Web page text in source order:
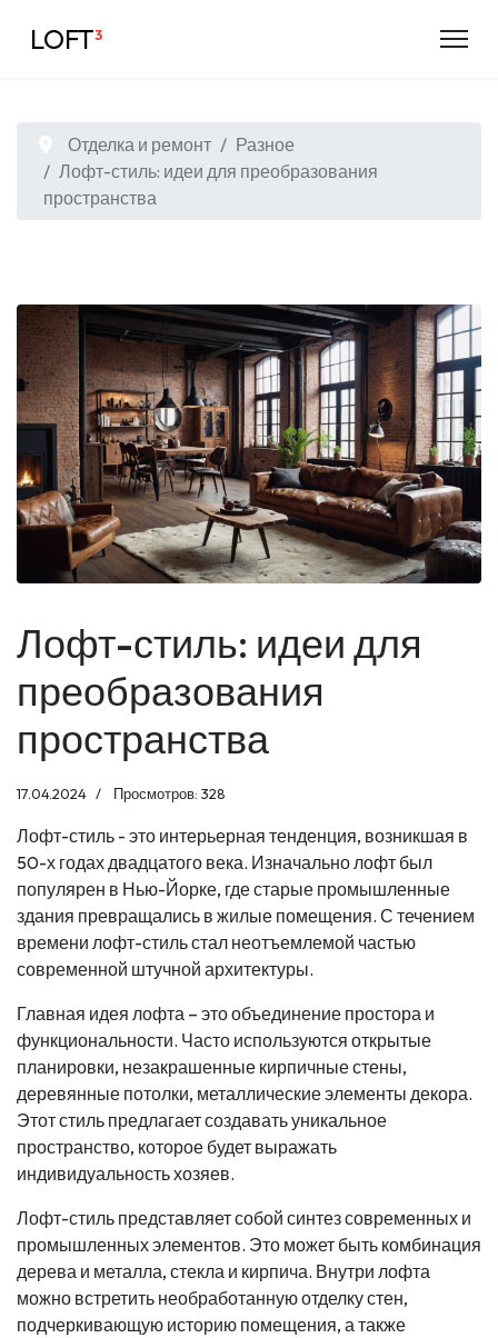
LOFT³
Отделка и ремонт
Разное
Лофт-стиль: идеи для преобразования
пространства
Лофт-стиль: идеи для
преобразования
пространства
17.04.2024 Просмотров: 328
Лофт-стиль - это интерьерная тенденция, возникшая в
50-х годах двадцатого века. Изначально лофт был
популярен в Нью-Йорке, где старые промышленные
здания превращались в жилые помещения. С течением
времени лофт-стиль стал неотъемлемой частью
современной штучной архитектуры.
Главная идея лофта – это объединение простора и
функциональности. Часто используются открытые
планировки, незакрашенные кирпичные стены,
деревянные потолки, металлические элементы декора.
Этот стиль предлагает создавать уникальное
пространство, которое будет выражать
индивидуальность хозяев.
Лофт-стиль представляет собой синтез современных и
промышленных элементов. Это может быть комбинация
дерева и металла, стекла и кирпича. Внутри лофта
можно встретить необработанную отделку стен,
подчеркивающую историю помещения, а также